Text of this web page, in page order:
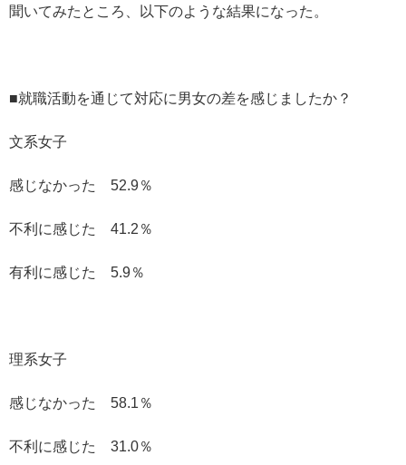
聞いてみたところ、以下のような結果になった。
■就職活動を通じて対応に男女の差を感じましたか？
文系女子
感じなかった 52.9％
不利に感じた 41.2％
有利に感じた 5.9％
理系女子
感じなかった 58.1％
不利に感じた 31.0％